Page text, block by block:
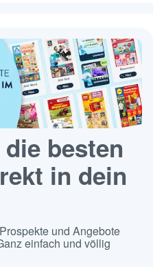
besten
in dein
und Angebote
einfach und völlig